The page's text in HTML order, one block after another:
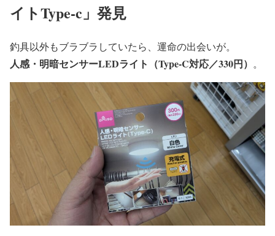
イトType-c」発見
釣具以外もブラブラしていたら、運命の出会いが。
人感・明暗センサーLEDライト（Type-C対応／330円） 。